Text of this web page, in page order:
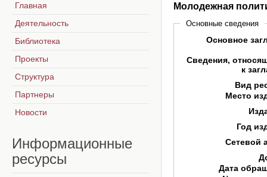
Молодежная
Основные сведения
Основное
Сведения,
к
Вид
Место
Год
Сетевой
Дата
Главная
Деятельность
Библиотека
Проекты
Структура
Партнеры
Новости
Информационные
ресурсы